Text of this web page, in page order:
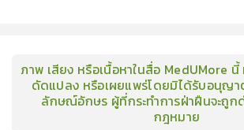
ภาพ เสียง หรือเนื้อหาในสื่อ MedUMore นี้
ดัดแปลง หรือเผยแพร่โดยมิได้รับอนุญา
ลักษณ์อักษร ผู้ที่กระทำการฝ่าฝืนจะถูก
กฎหมาย